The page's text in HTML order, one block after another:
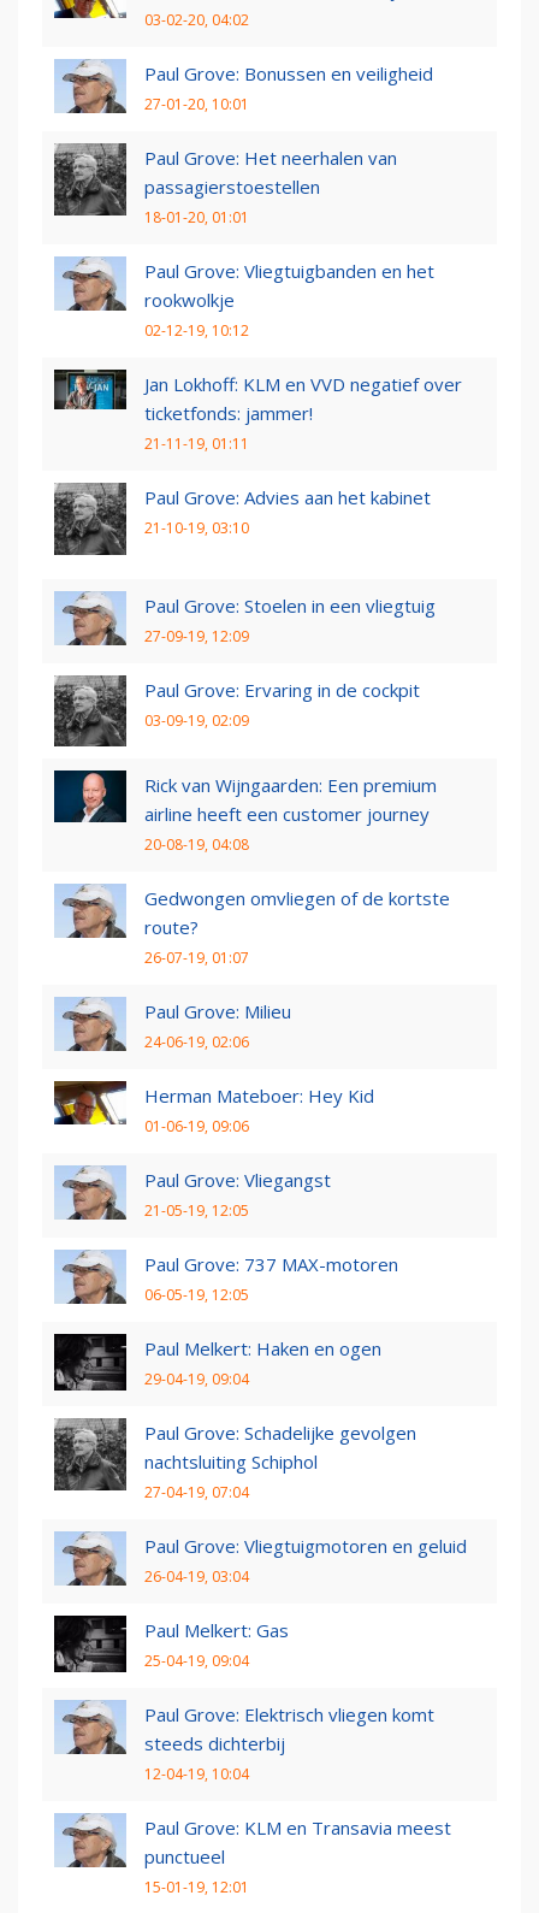
03-02-20, 04:02
Paul Grove: Bonussen en veiligheid
27-01-20, 10:01
Paul Grove: Het neerhalen van
passagierstoestellen
18-01-20, 01:01
Paul Grove: Vliegtuigbanden en het
rookwolkje
02-12-19, 10:12
Jan Lokhoff: KLM en VVD negatief over
ticketfonds: jammer!
21-11-19, 01:11
Paul Grove: Advies aan het kabinet
21-10-19, 03:10
Paul Grove: Stoelen in een vliegtuig
27-09-19, 12:09
Paul Grove: Ervaring in de cockpit
03-09-19, 02:09
Rick van Wijngaarden: Een premium
airline heeft een customer journey
20-08-19, 04:08
Gedwongen omvliegen of de kortste
route?
26-07-19, 01:07
Paul Grove: Milieu
24-06-19, 02:06
Herman Mateboer: Hey Kid
01-06-19, 09:06
Paul Grove: Vliegangst
21-05-19, 12:05
Paul Grove: 737 MAX-motoren
06-05-19, 12:05
Paul Melkert: Haken en ogen
29-04-19, 09:04
Paul Grove: Schadelijke gevolgen
nachtsluiting Schiphol
27-04-19, 07:04
Paul Grove: Vliegtuigmotoren en geluid
26-04-19, 03:04
Paul Melkert: Gas
25-04-19, 09:04
Paul Grove: Elektrisch vliegen komt
steeds dichterbij
12-04-19, 10:04
Paul Grove: KLM en Transavia meest
punctueel
15-01-19, 12:01